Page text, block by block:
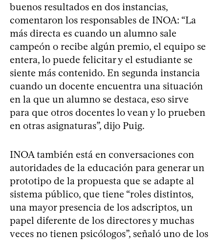
buenos resultados en dos instancias,
comentaron los responsables de INOA: “La
más directa es cuando un alumno sale
campeón o recibe algún premio, el equipo se
entera, lo puede felicitar y el estudiante se
siente más contenido. En segunda instancia
cuando un docente encuentra una situación
en la que un alumno se destaca, eso sirve
para que otros docentes lo vean y lo prueben
en otras asignaturas”, dijo Puig.
INOA también está en conversaciones con
autoridades de la educación para generar un
prototipo de la propuesta que se adapte al
sistema público, que tiene “roles distintos,
una mayor presencia de los adscriptos, un
papel diferente de los directores y muchas
veces no tienen psicólogos”, señaló uno de los